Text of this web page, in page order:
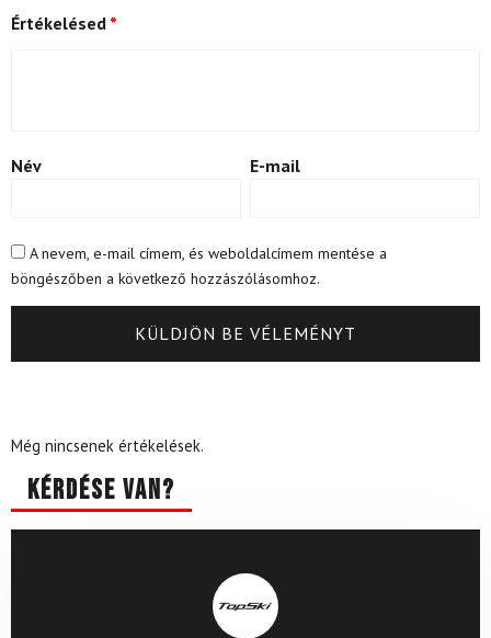
Értékelésed *
Név E-mail
A nevem, e-mail címem, és weboldalcímem mentése a
böngészőben a következő hozzászólásomhoz.
Még nincsenek értékelések.
Kérdése van?